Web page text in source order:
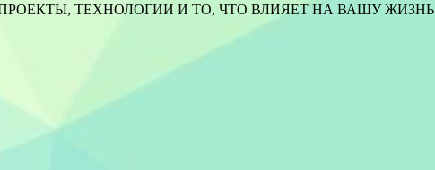
ТЕХНОЛОГИИ И ТО, ЧТО ВЛИЯЕТ НА ВАШУ ЖИЗНЬ